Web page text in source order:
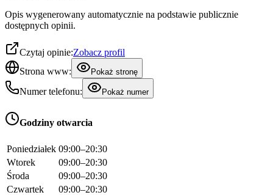
Opis wygenerowany automatycznie na podstawie publicznie
dostępnych opinii.
Czytaj opinie:Zobacz profil
Strona www:
Pokaż stronę
Numer telefonu: Pokaż numer
Godziny otwarcia
Poniedziałek 09:00–20:30
Wtorek
09:00–20:30
Środa
09:00–20:30
Czwartek
09:00–20:30